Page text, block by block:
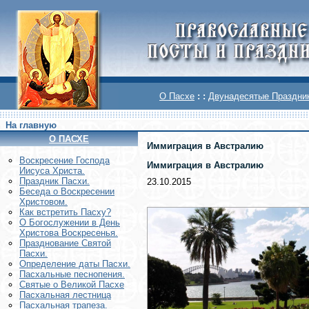
О Пасхе : : Двунадесятые
На главную
О ПАСХЕ
Воскреcение Господа
Иисуса Христа.
Праздник Пасхи.
Беседа о Воскресении
Христовом.
Как встретить Пасху?
О Богослужении в День
Христова Воскресенья.
Празднование Святой
Пасхи.
Определение даты Пасхи.
Пасхальные песнопения.
Святые о Великой Пасхе
Пасхальная лестница
Пасхальная трапеза.
Иммиграция в Австралию
Иммиграция в Австралию
23.10.2015